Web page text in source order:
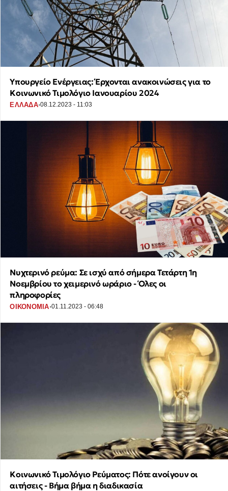
Υπουργείο Ενέργειας: Έρχονται ανακοινώσεις για το
Κοινωνικό Τιμολόγιο Ιανουαρίου 2024
ΕΛΛΑΔΑ·08.12.2023 - 11:03
Νυχτερινό ρεύμα: Σε ισχύ από σήμερα Τετάρτη 1η
Νοεμβρίου το χειμερινό ωράριο - Όλες οι
πληροφορίες
ΟΙΚΟΝΟΜΙΑ·01.11.2023 - 06:48
Κοινωνικό Τιμολόγιο Ρεύματος: Πότε ανοίγουν οι
αιτήσεις - Βήμα βήμα η διαδικασία